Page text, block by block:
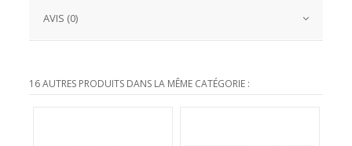
AVIS (0)
16 AUTRES PRODUITS DANS LA MÊME CATÉGORIE :